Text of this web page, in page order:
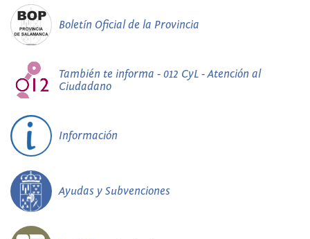
Boletín Oficial de la Provincia
También te informa - 012 CyL - Atención al
Ciudadano
Información
Ayudas y Subvenciones